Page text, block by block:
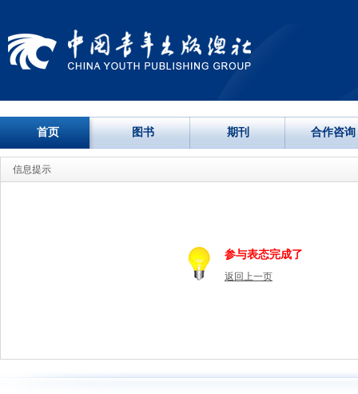
首页 图书 期刊 合作咨询
信息提示
参与表态完成了
返回上一页